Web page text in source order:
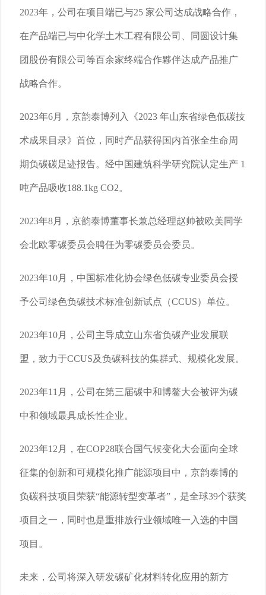
2023年，公司在项目端已与25 家公司达成战略合作，
在产品端已与中化学土木工程有限公司、同圆设计集
团股份有限公司等百余家终端合作夥伴达成产品推广
战略合作。
2023年6月，京韵泰博列入《2023 年山东省绿色低碳技
术成果目录》首位，同时产品获得国内首张全生命周
期负碳碳足迹报告。经中国建筑科学研究院认定生产 1
吨产品吸收188.1kg CO2。
2023年8月，京韵泰博董事长兼总经理赵帅被欧美同学
会北欧零碳委员会聘任为零碳委员会委员。
2023年10月，中国标准化协会绿色低碳专业委员会授
予公司绿色负碳技术标准创新试点（CCUS）单位。
2023年10月，公司主导成立山东省负碳产业发展联
盟，致力于CCUS及负碳科技的集群式、规模化发展。
2023年11月，公司在第三届碳中和博鳌大会被评为碳
中和领域最具成长性企业。
2023年12月，在COP28联合国气候变化大会面向全球
征集的创新和可规模化推广能源项目中，京韵泰博的
负碳科技项目荣获“能源转型变革者”，是全球39个获奖
项目之一，同时也是重排放行业领域唯一入选的中国
项目。
未来，公司将深入研发碳矿化材料转化应用的新方